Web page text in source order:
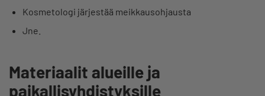
Kosmetologi järjestää meikkausohjausta
Jne.
Materiaalit alueille ja
paikallisyhdistyksille